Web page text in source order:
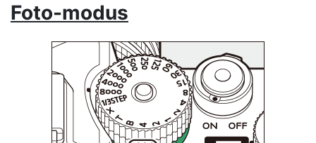
Foto-modus